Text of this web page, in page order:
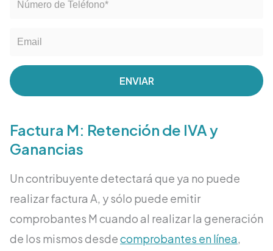
ENVIAR
Factura M: Retención de IVA y
Ganancias
Un contribuyente detectará que ya no puede
realizar factura A, y sólo puede emitir
comprobantes M cuando al realizar la generación
de los mismos desdecomprobantes en línea,